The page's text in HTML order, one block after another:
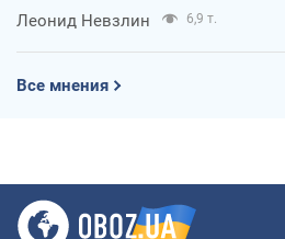
Леонид Невзлин 6,9 т.
Все мнения